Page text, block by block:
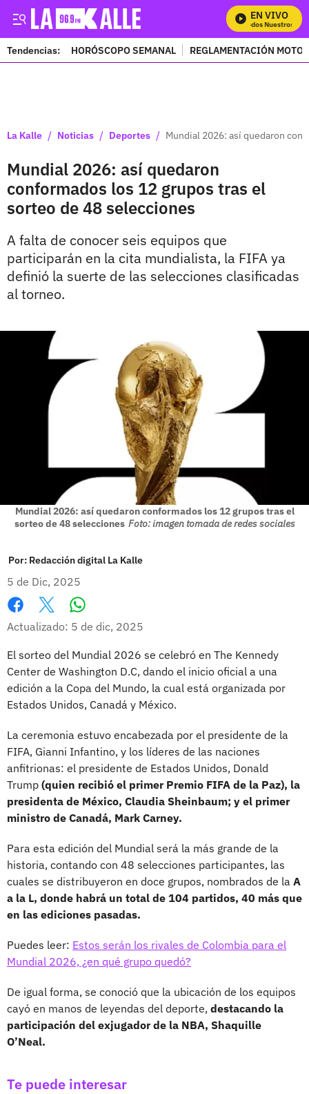
EN VIVO
Mira Todos Nuestros
Tendencias: HORÓSCOPO SEMANAL REGLAMENTACIÓN
La Kalle / Noticias / Deportes / Mundial 2026: así quedaron
Mundial 2026: así quedaron
conformados los 12 grupos tras el
sorteo de 48 selecciones
A falta de conocer seis equipos que
participarán en la cita mundialista, la FIFA ya
definió la suerte de las selecciones clasificadas
al torneo.
Mundial 2026: así quedaron conformados los 12 grupos tras el
sorteo de 48 selecciones Foto: imagen tomada de redes sociales
Por: Redacción digital La Kalle
5 de Dic, 2025
Facebook
X
Actualizado: 5 de dic, 2025
El sorteo del Mundial 2026 se celebró en The Kennedy
Center de Washington D.C, dando el inicio oficial a una
edición a la Copa del Mundo, la cual está organizada por
Estados Unidos, Canadá y México.
La ceremonia estuvo encabezada por el presidente de la
FIFA, Gianni Infantino, y los líderes de las naciones
anfitrionas: el presidente de Estados Unidos, Donald
Trump (quien recibió el primer Premio FIFA de la Paz), la
presidenta de México, Claudia Sheinbaum; y el primer
ministro de Canadá, Mark Carney.
Para esta edición del Mundial será la más grande de la
historia, contando con 48 selecciones participantes, las
cuales se distribuyeron en doce grupos, nombrados de la A
a la L, donde habrá un total de 104 partidos, 40 más que
en las ediciones pasadas.
Puedes leer: Estos serán los rivales de Colombia para el
Mundial 2026, ¿en qué grupo quedó?
De igual forma, se conoció que la ubicación de los equipos
cayó en manos de leyendas del deporte, destacando la
participación del exjugador de la NBA, Shaquille
O’Neal.
Te puede interesar